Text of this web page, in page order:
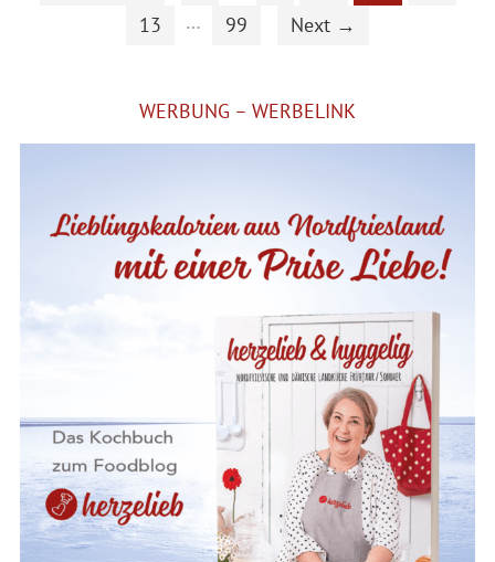
13
… 99 Next →
WERBUNG – WERBELINK